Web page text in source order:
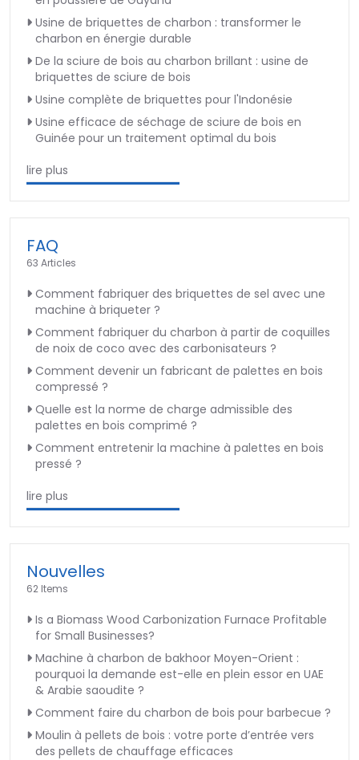
Usine de briquettes de charbon : transformer le
charbon en énergie durable
De la sciure de bois au charbon brillant : usine de
briquettes de sciure de bois
Usine complète de briquettes pour l'Indonésie
Usine efficace de séchage de sciure de bois en
Guinée pour un traitement optimal du bois
lire plus
FAQ
63 Articles
Comment fabriquer des briquettes de sel avec une
machine à briqueter ?
Comment fabriquer du charbon à partir de coquilles
de noix de coco avec des carbonisateurs ?
Comment devenir un fabricant de palettes en bois
compressé ?
Quelle est la norme de charge admissible des
palettes en bois comprimé ?
Comment entretenir la machine à palettes en bois
pressé ?
lire plus
Nouvelles
62 Items
Is a Biomass Wood Carbonization Furnace Profitable
for Small Businesses?
Machine à charbon de bakhoor Moyen-Orient :
pourquoi la demande est-elle en plein essor en UAE
& Arabie saoudite ?
Comment faire du charbon de bois pour barbecue ?
Moulin à pellets de bois : votre porte d’entrée vers
des pellets de chauffage efficaces